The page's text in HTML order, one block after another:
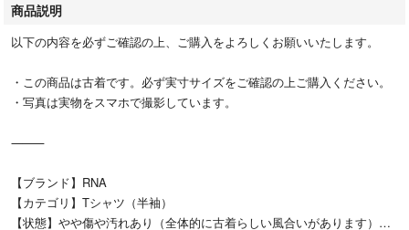
商品説明
以下の内容を必ずご確認の上、ご購入をよろしくお願いいたします。
・この商品は古着です。必ず実寸サイズをご確認の上ご購入ください。
・写真は実物をスマホで撮影しています。
⸻
【ブランド】RNA
【カテゴリ】Tシャツ（半袖）
【状態】やや傷や汚れあり（全体的に古着らしい風合いがあります）